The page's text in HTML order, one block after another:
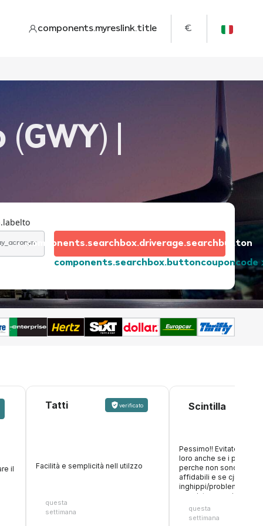
components.myreslink.title €
|
components.searchbox.buttoncouponcode
components.searchbox.driverage.searchbutton
il
Tatti verificato
Facilità e semplicità nell utilzzo
questa
settimana
Scintilla
Pessimo!! Evitate di
loro anche se i prezzi
perche non sono per
affidabili e se cjnsojo
inghippi/problemi non
oer aiutare, anzi,
cifra. Inoltre fanno
accettano carte di
questa
settimana